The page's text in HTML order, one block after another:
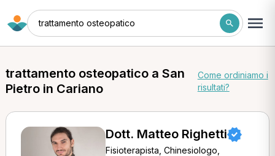
trattamento osteopatico
trattamento osteopatico a San
Pietro in Cariano
Come ordiniamo i
risultati?
Dott. Matteo Righetti
Fisioterapista, Chinesiologo,